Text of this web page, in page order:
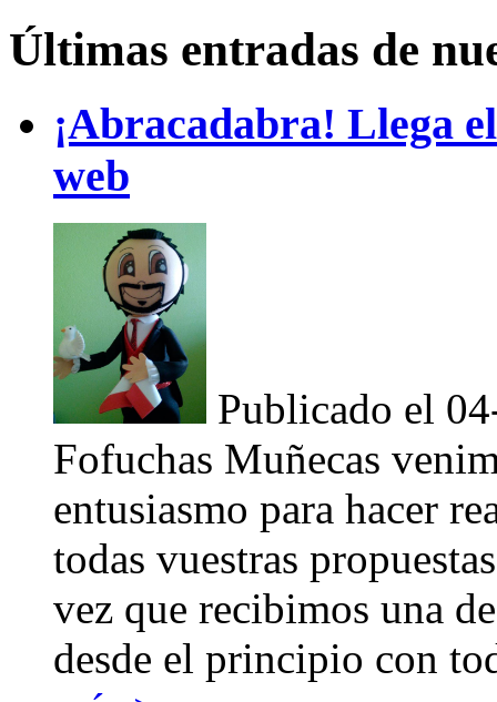
Últimas entradas de
¡Abracadabra! Llega
web
Publicado el
Fofuchas Muñecas
entusiasmo para hacer
todas vuestras
vez que recibimos una
desde el principio con